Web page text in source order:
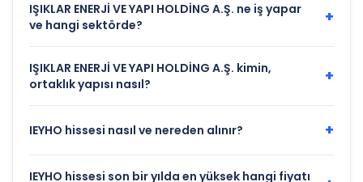
IŞIKLAR ENERJİ VE YAPI HOLDİNG A.Ş. ne iş yapar
ve hangi sektörde?
+
IŞIKLAR ENERJİ VE YAPI HOLDİNG A.Ş. kimin,
ortaklık yapısı nasıl?
+
IEYHO hissesi nasıl ve nereden alınır? +
IEYHO hissesi son bir yılda en yüksek hangi fiyatı